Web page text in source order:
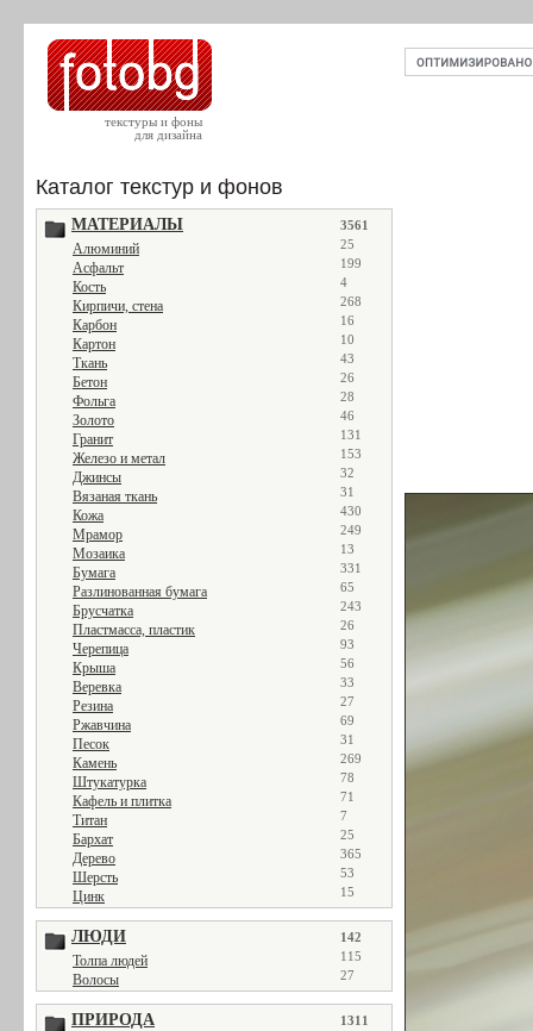
текстуры и фоны
для дизайна
Каталог текстур и фонов
МАТЕРИАЛЫ 3561
Алюминий 25
Асфальт 199
Кость 4
Кирпичи, стена 268
Карбон 16
Картон 10
Ткань 43
Бетон 26
Фольга 28
Золото 46
Гранит 131
Железо и метал 153
Джинсы 32
Вязаная ткань 31
Кожа 430
Мрамор 249
Мозаика 13
Бумага 331
Разлинованная бумага 65
Брусчатка 243
Пластмасса, пластик 26
Черепица 93
Крыша 56
Веревка 33
Резина 27
Ржавчина 69
Песок 31
Камень 269
Штукатурка 78
Кафель и плитка 71
Титан 7
Бархат 25
Дерево 365
Шерсть 53
Цинк 15
ЛЮДИ 142
Толпа людей 115
Волосы 27
ПРИРОДА 1311